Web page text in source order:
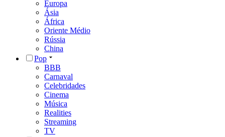
Europa
Ásia
África
Oriente Médio
Rússia
China
Pop
BBB
Carnaval
Celebridades
Cinema
Música
Realities
Streaming
TV